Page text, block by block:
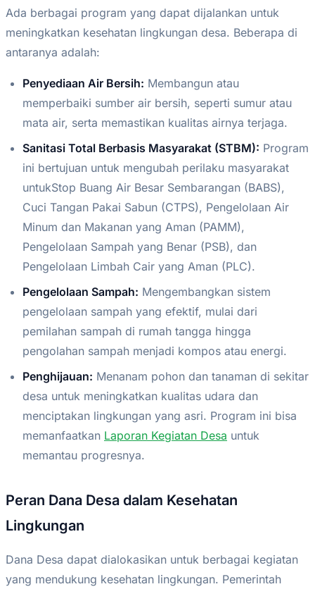
Ada berbagai program yang dapat dijalankan untuk
meningkatkan kesehatan lingkungan desa. Beberapa di
antaranya adalah:
Penyediaan Air Bersih: Membangun atau
memperbaiki sumber air bersih, seperti sumur atau
mata air, serta memastikan kualitas airnya terjaga.
Sanitasi Total Berbasis Masyarakat (STBM): Program
ini bertujuan untuk mengubah perilaku masyarakat
untukStop Buang Air Besar Sembarangan (BABS),
Cuci Tangan Pakai Sabun (CTPS), Pengelolaan Air
Minum dan Makanan yang Aman (PAMM),
Pengelolaan Sampah yang Benar (PSB), dan
Pengelolaan Limbah Cair yang Aman (PLC).
Pengelolaan Sampah: Mengembangkan sistem
pengelolaan sampah yang efektif, mulai dari
pemilahan sampah di rumah tangga hingga
pengolahan sampah menjadi kompos atau energi.
Penghijauan: Menanam pohon dan tanaman di sekitar
desa untuk meningkatkan kualitas udara dan
menciptakan lingkungan yang asri. Program ini bisa
memanfaatkan Laporan Kegiatan Desa untuk
memantau progresnya.
Peran Dana Desa dalam Kesehatan
Lingkungan
Dana Desa dapat dialokasikan untuk berbagai kegiatan
yang mendukung kesehatan lingkungan. Pemerintah